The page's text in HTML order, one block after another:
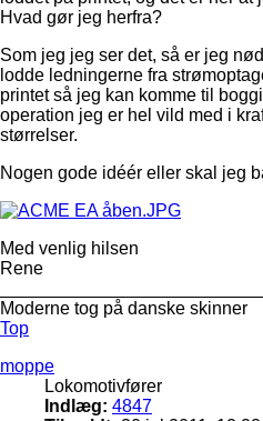
Hvad gør jeg herfra?
Som jeg jeg ser det, så er jeg
lodde ledningerne fra
printet så jeg kan komme til
operation jeg er hel vild med i
størrelser.
Nogen gode idéér eller skal jeg
Med venlig hilsen
Rene
Moderne tog på danske skinner
Top
moppe
Lokomotivfører
Indlæg: 4847